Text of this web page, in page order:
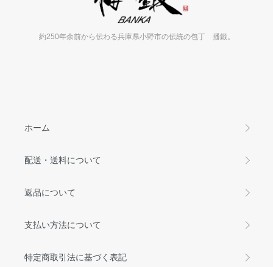
約250年余前から伝わる兵庫県小野市の伝統の包丁 播鍛。
ホーム
配送・送料について
返品について
支払い方法について
特定商取引法に基づく表記